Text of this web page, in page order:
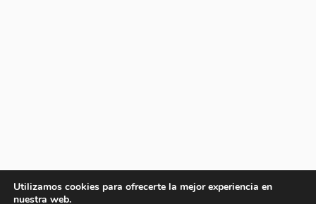
Utilizamos cookies para ofrecerte la mejor experiencia en
nuestra web.